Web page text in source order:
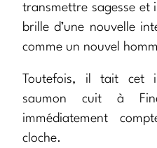
transmettre sagesse et
brille d’une nouvelle
comme un nouvel
Toutefois, il tait cet
saumon cuit à
immédiatement
cloche.